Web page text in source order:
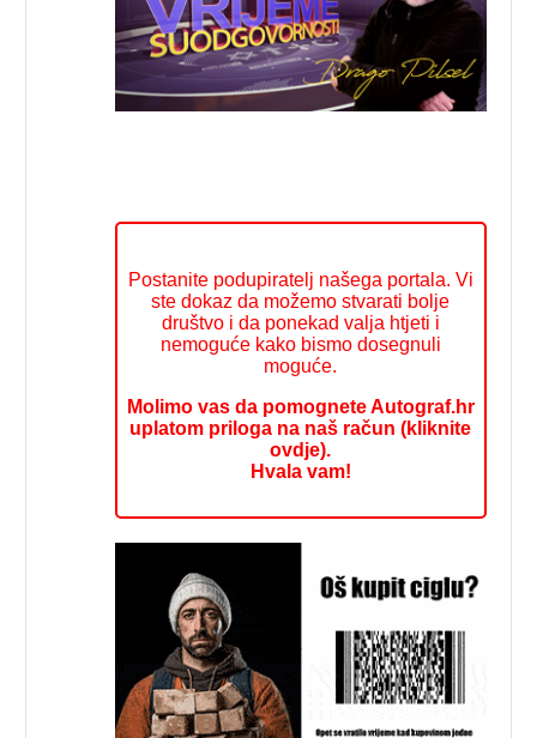
Postanite podupiratelj našega portala. Vi
ste dokaz da možemo stvarati bolje
društvo i da ponekad valja htjeti i
nemoguće kako bismo dosegnuli
moguće.
Molimo vas da pomognete Autograf.hr
uplatom priloga na naš račun (kliknite
ovdje).
Hvala vam!